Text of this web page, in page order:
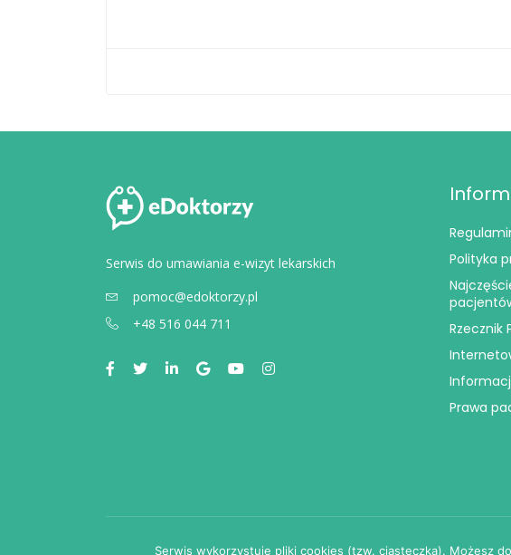
Serwis do umawiania e-wizyt lekarskich
pomoc@edoktorzy.pl
+48 516 044 711
Polityka
Rzecznik
Prawa
© 2024
Serwis wykorzystuje pliki cookies (tzw. ciasteczka). Możesz